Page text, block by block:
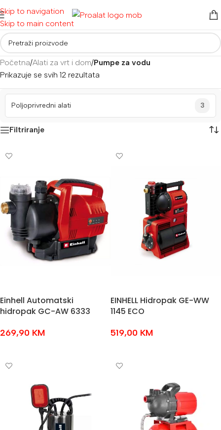
Skip to navigation
Skip to main content
Početna/Alati za vrt i dom/Pumpe za vodu
Prikazuje se svih 12 rezultata
Poljoprivredni alati 3
Filtriranje
Einhell Automatski
hidropak GC-AW 6333
269,90 KM
EINHELL Hidropak GE-WW
1145 ECO
519,00 KM